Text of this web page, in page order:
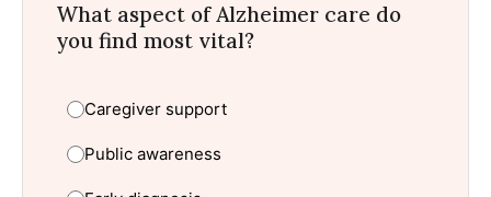
What aspect of Alzheimer care do
you find most vital?
Caregiver support
Public awareness